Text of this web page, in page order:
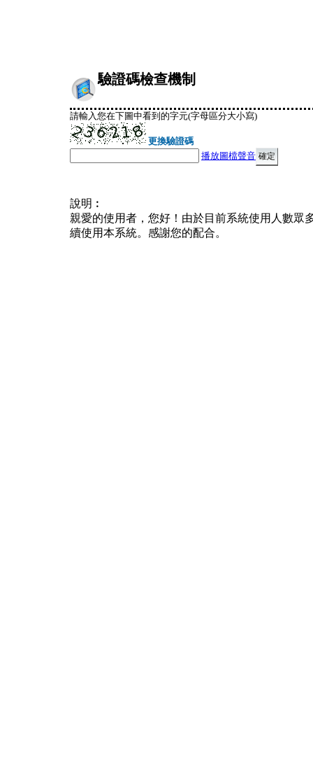
驗證碼檢查機制
請輸入您在下圖中看到的字元(字母區分大小寫)
更換驗證碼
播放圖檔聲音
說明︰
親愛的使用者，您好！由於目前系統使用人數眾
續使用本系統。感謝您的配合。